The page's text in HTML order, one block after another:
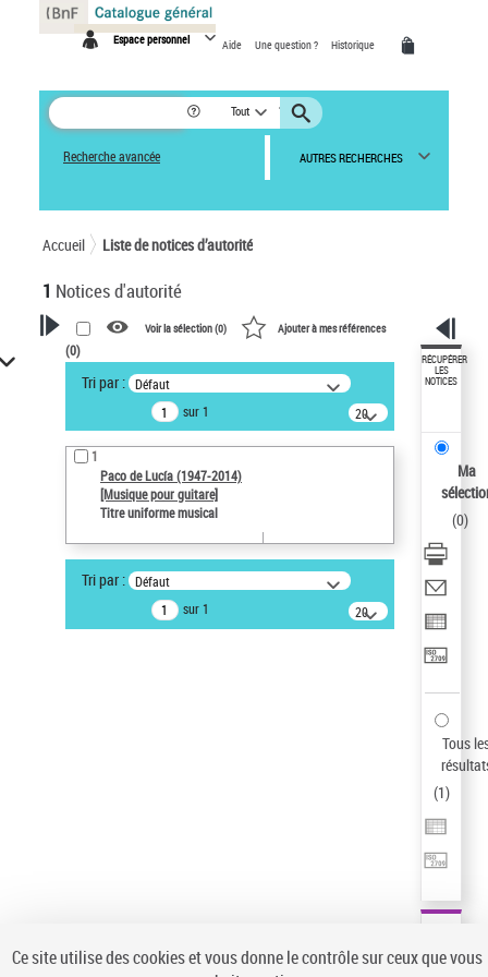
Espace personnel Aide Une question ? Historique
Tout
Recherche avancée AUTRES RECHERCHES
Accueil Liste de notices d’autorité
1 Notices d'autorité
VOTRE RECHERCHE
Recherche avancée dans les
notices d’autorité
Œuvres liées à l'auteur :
Paco de Lucía (1947-2014)
Type de notice d'autorité
Auteur d’œuvre
Paco de Lucía (1947-2014)
Sauvegarder votre recherche
Voir la sélection (0) Ajouter à mes références
(0)
Tri par : Défaut
sur 1
20
résultats/page
1
Paco de Lucía (1947-2014)
[Musique pour guitare]
Titre uniforme musical
Tri par : Défaut
sur 1
20
résultats/page
RÉCUPÉRER
LES
NOTICES
Ma
(0)
Tous
(1)
Panneau de gestion des cookies
Ce site utilise des cookies et vous donne le contrôle sur ceux que vous